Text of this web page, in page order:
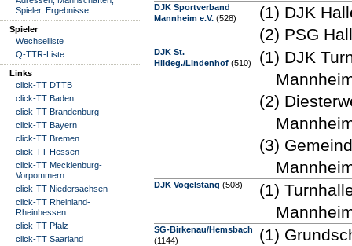
Spieler, Ergebnisse
Spieler
Wechselliste
Q-TTR-Liste
Links
click-TT DTTB
click-TT Baden
click-TT Brandenburg
click-TT Bayern
click-TT Bremen
click-TT Hessen
click-TT Mecklenburg-
Vorpommern
click-TT Niedersachsen
click-TT Rheinland-
Rheinhessen
click-TT Pfalz
click-TT Saarland
DJK Sportverband
Mannheim e.V. (528)
(1) DJK
(2) PSG
DJK St.
Hildeg./Lindenhof (510)
(1) DJK
(2)
(3)
DJK Vogelstang (508)
(1)
SG-Birkenau/Hemsbach
(1144)
(1)